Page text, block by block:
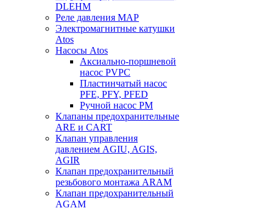
DLEHM
Реле давления MAP
Электромагнитные катушки
Atos
Насосы Atos
Аксиально-поршневой
насос PVPC
Пластинчатый насос
PFE, PFY, PFED
Ручной насос PM
Клапаны предохранительные
ARE и CART
Клапан управления
давлением AGIU, AGIS,
AGIR
Клапан предохранительный
резьбового монтажа ARAM
Клапан предохранительный
AGAM